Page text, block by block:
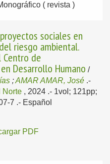
( revista )
sociales en
riesgo ambiental.
Centro de
Desarrollo Humano /
;AMAR AMAR, José .-
Norte , 2024 .- 1vol; 121pp;
7 .- Español
PDF